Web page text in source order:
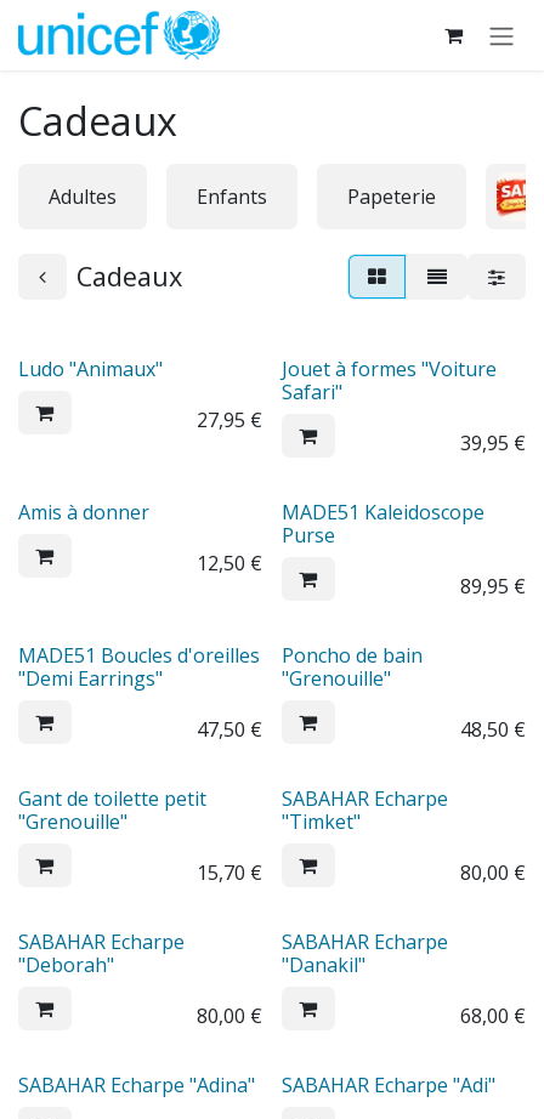
Se rendre au contenu
Cadeaux
Adultes Enfants Papeterie
Cadeaux
Ludo "Animaux"
27,95 €
Jouet à formes "Voiture
Safari"
39,95 €
Amis à donner
12,50 €
MADE51 Kaleidoscope
Purse
89,95 €
MADE51 Boucles d'oreilles
"Demi Earrings"
47,50 €
Poncho de bain
"Grenouille"
48,50 €
Gant de toilette petit
"Grenouille"
15,70 €
SABAHAR Echarpe
"Timket"
80,00 €
SABAHAR Echarpe
"Deborah"
80,00 €
SABAHAR Echarpe
"Danakil"
68,00 €
SABAHAR Echarpe "Adina"
SABAHAR Echarpe "Adi"